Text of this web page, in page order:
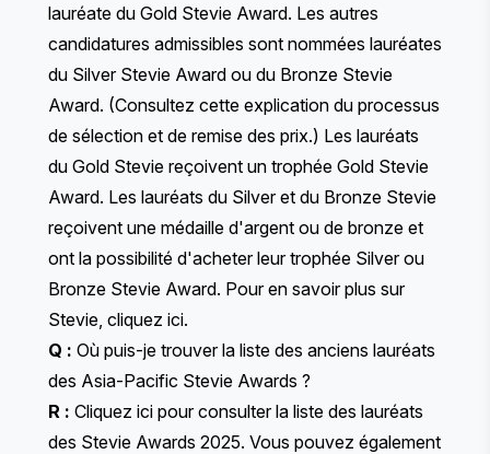
lauréate du Gold Stevie Award. Les autres
candidatures admissibles sont nommées lauréates
du Silver Stevie Award ou du Bronze Stevie
Award. (Consultez cette explication du processus
de sélection et de remise des prix.) Les lauréats
du Gold Stevie reçoivent un trophée Gold Stevie
Award. Les lauréats du Silver et du Bronze Stevie
reçoivent une médaille d'argent ou de bronze et
ont la possibilité d'acheter leur trophée Silver ou
Bronze Stevie Award. Pour en savoir plus sur
Stevie, cliquez ici.
Q : Où puis-je trouver la liste des anciens lauréats
des Asia-Pacific Stevie Awards ?
R : Cliquez ici pour consulter la liste des lauréats
des Stevie Awards 2025. Vous pouvez également